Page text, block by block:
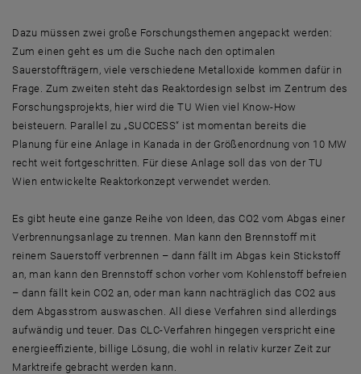
Dazu müssen zwei große Forschungsthemen angepackt werden:
Zum einen geht es um die Suche nach den optimalen
Sauerstoffträgern, viele verschiedene Metalloxide kommen dafür in
Frage. Zum zweiten steht das Reaktordesign selbst im Zentrum des
Forschungsprojekts, hier wird die TU Wien viel Know-How
beisteuern. Parallel zu „SUCCESS“ ist momentan bereits die
Planung für eine Anlage in Kanada in der Größenordnung von 10 MW
recht weit fortgeschritten. Für diese Anlage soll das von der TU
Wien entwickelte Reaktorkonzept verwendet werden.
Es gibt heute eine ganze Reihe von Ideen, das CO2 vom Abgas einer
Verbrennungsanlage zu trennen. Man kann den Brennstoff mit
reinem Sauerstoff verbrennen – dann fällt im Abgas kein Stickstoff
an, man kann den Brennstoff schon vorher vom Kohlenstoff befreien
– dann fällt kein CO2 an, oder man kann nachträglich das CO2 aus
dem Abgasstrom auswaschen. All diese Verfahren sind allerdings
aufwändig und teuer. Das CLC-Verfahren hingegen verspricht eine
energieeffiziente, billige Lösung, die wohl in relativ kurzer Zeit zur
Marktreife gebracht werden kann.